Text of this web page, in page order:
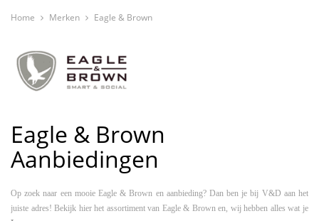
Home Merken Eagle & Brown
Eagle & Brown
Aanbiedingen
Op zoek naar een mooie Eagle & Brown en aanbieding? Dan ben je bij V&D aan het
juiste adres! Bekijk hier het assortiment van Eagle & Brown en, wij hebben alles wat je